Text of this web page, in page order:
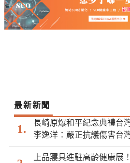
最新新聞
長崎原爆和平紀念典禮台
李逸洋：嚴正抗議傷害台
上品寢具進駐高齡健康展